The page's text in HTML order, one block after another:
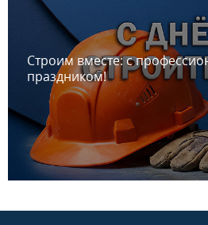
Строим вместе: с
праздником!